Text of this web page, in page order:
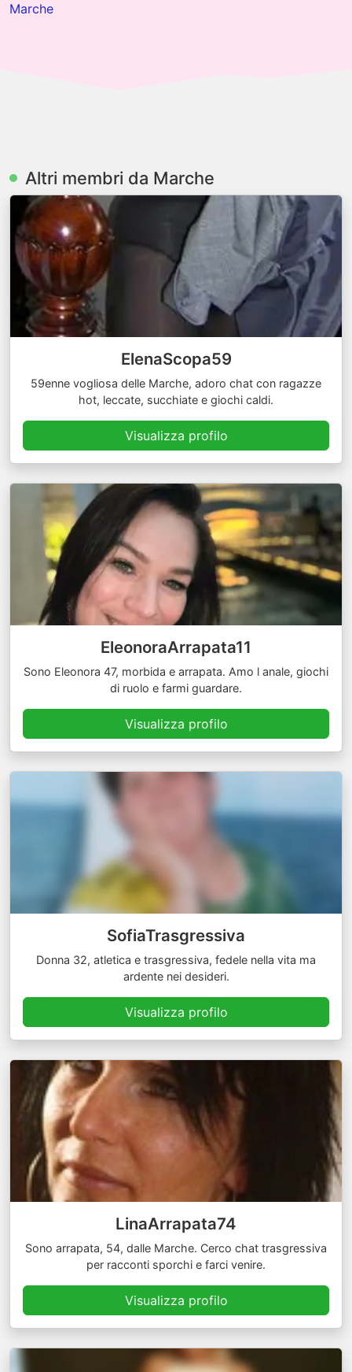
Marche
Altri membri da Marche
ElenaScopa59
59enne vogliosa delle Marche, adoro chat con ragazze
hot, leccate, succhiate e giochi caldi.
Visualizza profilo
EleonoraArrapata11
Sono Eleonora 47, morbida e arrapata. Amo l anale, giochi
di ruolo e farmi guardare.
Visualizza profilo
SofiaTrasgressiva
Donna 32, atletica e trasgressiva, fedele nella vita ma
ardente nei desideri.
Visualizza profilo
LinaArrapata74
Sono arrapata, 54, dalle Marche. Cerco chat trasgressiva
per racconti sporchi e farci venire.
Visualizza profilo